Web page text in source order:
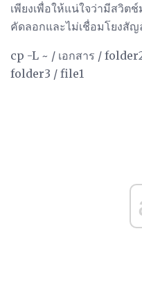
เพียงเพื่อให้แน่ใจว่ามีสวิต
คัดลอกและไม่เชื่อมโยงสั
cp -L ~ / เอกสาร /
folder3 / file1